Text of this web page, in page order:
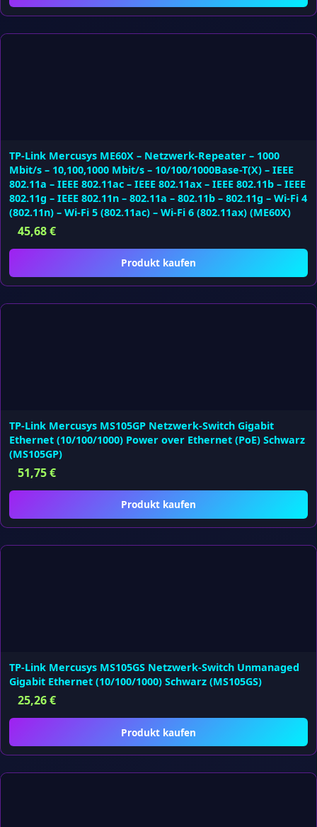
TP-Link Mercusys ME60X – Netzwerk-Repeater – 1000
Mbit/s – 10,100,1000 Mbit/s – 10/100/1000Base-T(X) – IEEE
802.11a – IEEE 802.11ac – IEEE 802.11ax – IEEE 802.11b – IEEE
802.11g – IEEE 802.11n – 802.11a – 802.11b – 802.11g – Wi-Fi 4
(802.11n) – Wi-Fi 5 (802.11ac) – Wi-Fi 6 (802.11ax) (ME60X)
45,68€
Produkt kaufen
TP-Link Mercusys MS105GP Netzwerk-Switch Gigabit
Ethernet (10/100/1000) Power over Ethernet (PoE) Schwarz
(MS105GP)
51,75€
Produkt kaufen
TP-Link Mercusys MS105GS Netzwerk-Switch Unmanaged
Gigabit Ethernet (10/100/1000) Schwarz (MS105GS)
25,26€
Produkt kaufen